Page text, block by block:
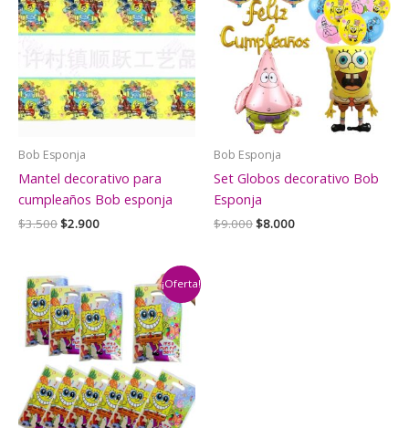
Bob Esponja
Mantel decorativo para
cumpleaños Bob esponja
$3.500El
$3.500.
$2.900El
$2.900.
Bob Esponja
Set Globos decorativo Bob
Esponja
$9.000El
$8.000El
¡Oferta!